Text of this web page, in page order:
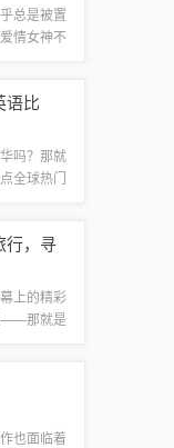
总是被置
情女神不
...
语比
吗？那就
全球热门
，...
行，寻
上的精彩
——那就是
发现...
也面临着